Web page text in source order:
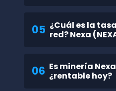
05 ¿Cuál es la
red? Nexa
06 Es minería
¿rentable hoy?